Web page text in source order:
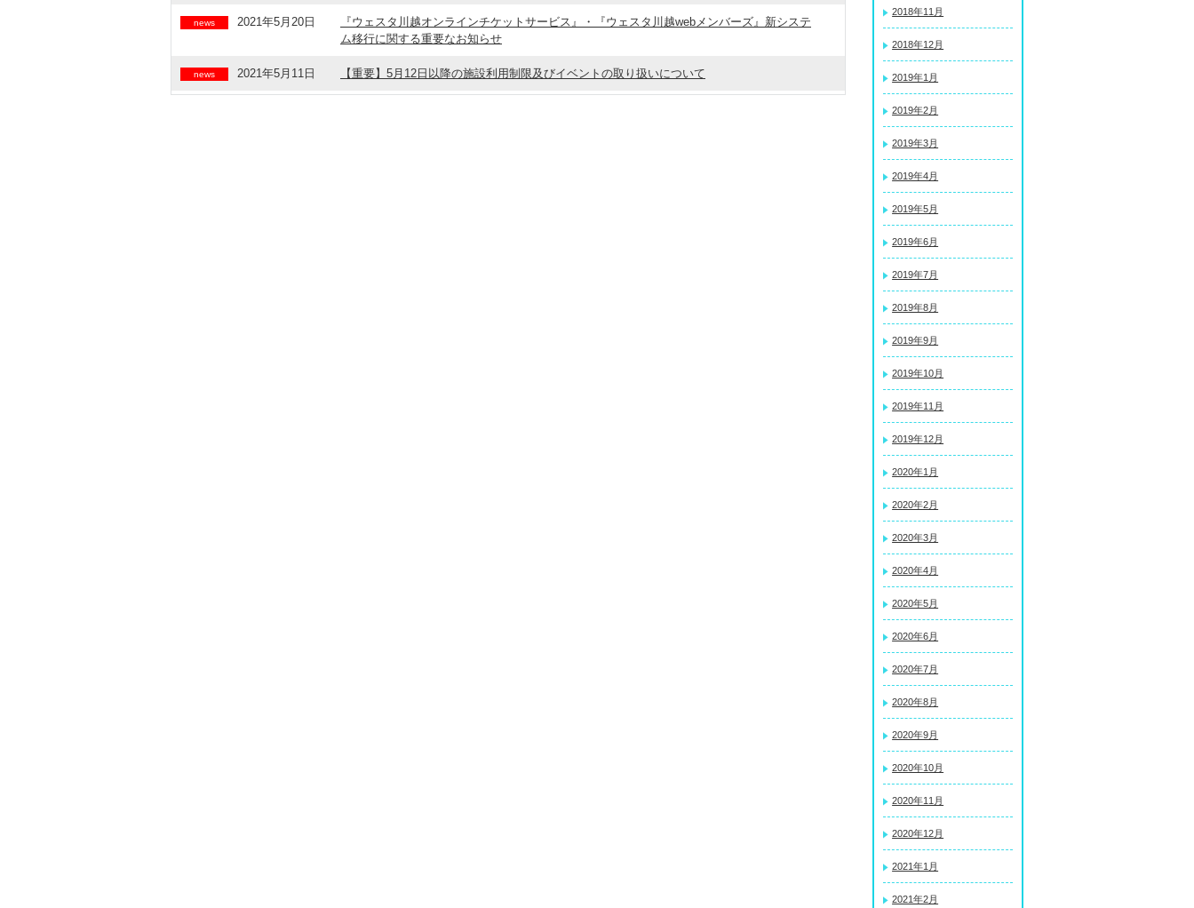
2018年11月
2018年12月
2019年1月
2019年2月
2019年3月
2019年4月
2019年5月
2019年6月
2019年7月
2019年8月
2019年9月
2019年10月
2019年11月
2019年12月
2020年1月
2020年2月
2020年3月
2020年4月
2020年5月
2020年6月
2020年7月
2020年8月
2020年9月
2020年10月
2020年11月
2020年12月
2021年1月
2021年2月
news 2021年5月20日
『ウェスタ川越オンラインチケットサービス』・『ウェスタ川越webメンバーズ』新システ
ム移行に関する重要なお知らせ
news 2021年5月11日 【重要】5月12日以降の施設利用制限及びイベントの取り扱いについて